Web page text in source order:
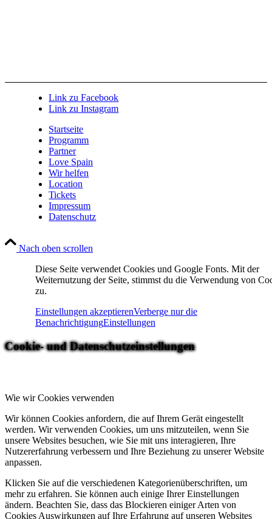
Link zu Facebook
Link zu Instagram
Startseite
Programm
Partner
Love Spain
Wir helfen
Location
Tickets
Impressum
Datenschutz
Nach oben scrollen
Diese Seite verwendet Cookies und Google Fonts. Mit der
Weiternutzung der Seite, stimmst du die Verwendung von
zu.
Einstellungen akzeptierenVerberge nur die
BenachrichtigungEinstellungen
Cookie- und Datenschutzeinstellungen
Wie wir Cookies verwenden
Wir können Cookies anfordern, die auf Ihrem Gerät eingestellt
werden. Wir verwenden Cookies, um uns mitzuteilen, wenn Sie
unsere Websites besuchen, wie Sie mit uns interagieren, Ihre
Nutzererfahrung verbessern und Ihre Beziehung zu unserer Website
anpassen.
Klicken Sie auf die verschiedenen Kategorienüberschriften, um
mehr zu erfahren. Sie können auch einige Ihrer Einstellungen
ändern. Beachten Sie, dass das Blockieren einiger Arten von
Cookies Auswirkungen auf Ihre Erfahrung auf unseren Websites